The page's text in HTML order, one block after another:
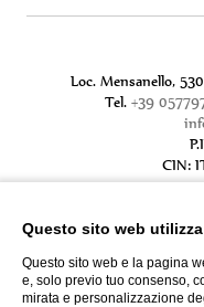
Loc. Mensanello,
Tel. +39
CIN:
Questo sito web
Questo sito web e la pagina
e, solo previo tuo consenso,
mirata e personalizzazione